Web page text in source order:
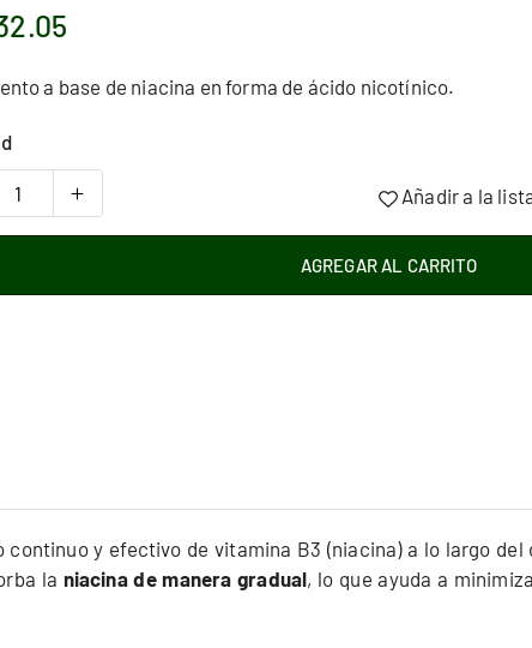
a base de niacina en forma de ácido nicotínico.
Añadir a la
AGREGAR AL CARRITO
y efectivo de vitamina B3 (niacina) a lo largo
la niacina de manera gradual, lo que ayuda a